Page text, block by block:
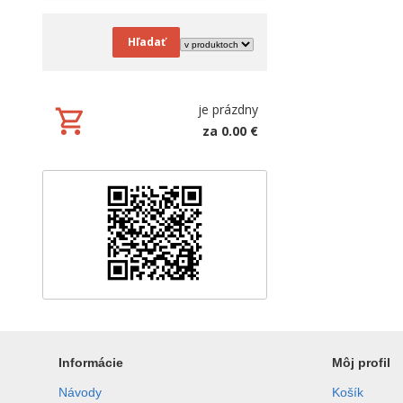
Hľadať
je prázdny
za 0.00 €
Informácie
Návody
Môj profil
Košík